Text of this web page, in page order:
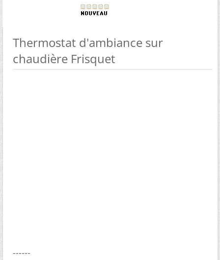
Thermostat d'ambiance sur
chaudière Frisquet
------